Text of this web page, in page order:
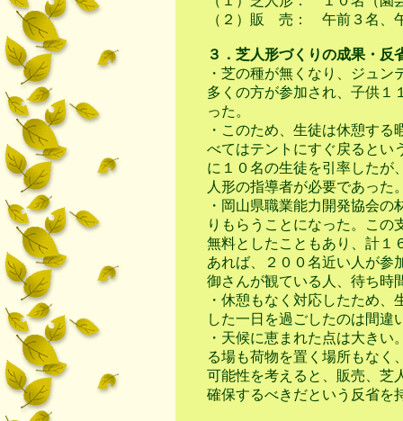
（２）販 売： 午前３名、
３．芝人形づくりの成果・反
・芝の種が無くなり、ジュ
多くの方が参加され、子供１
った。
・このため、生徒は休憩す
べてはテントにすぐ戻るとい
に１０名の生徒を引率したが
人形の指導者が必要であった
・岡山県職業能力開発協会
りもらうことになった。この
無料としたこともあり、計１
あれば、２００名近い人が参
御さんが観ている人、待ち時
・休憩もなく対応したため
した一日を過ごしたのは間違
・天候に恵まれた点は大き
る場も荷物を置く場所もなく
可能性を考えると、販売、芝
確保するべきだという反省を